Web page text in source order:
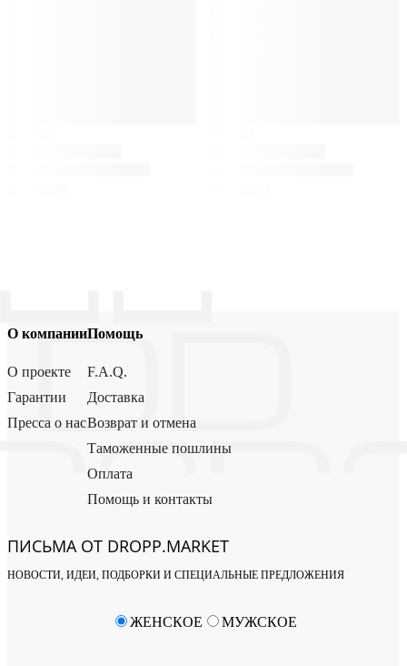
О компании
О проекте
Гарантии
Пресса о нас
Помощь
F.A.Q.
Доставка
Возврат и отмена
Таможенные пошлины
Оплата
Помощь и контакты
ПИСЬМА ОТ DROPP.MARKET
НОВОСТИ, ИДЕИ, ПОДБОРКИ И СПЕЦИАЛЬНЫЕ ПРЕДЛОЖЕНИЯ
ЖЕНСКОЕ МУЖСКОЕ